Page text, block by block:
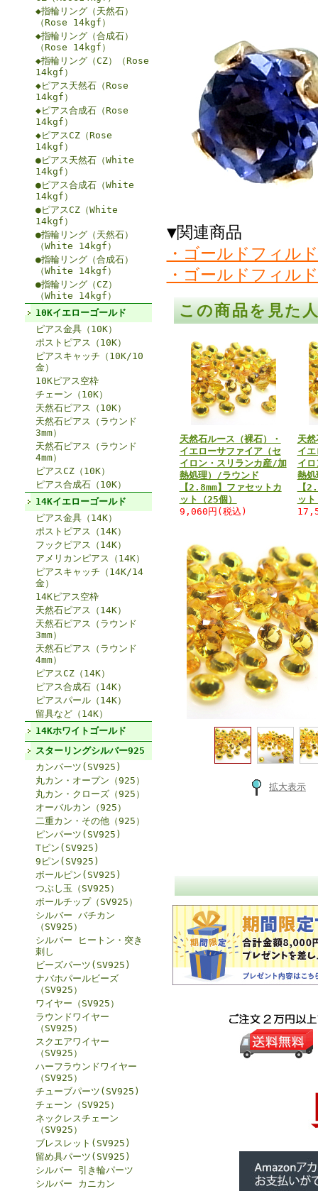
◆指輪リング（天然石）
（Rose 14kgf）
◆指輪リング（合成石）
（Rose 14kgf）
◆指輪リング（CZ）（Rose
14kgf）
◆ピアス天然石（Rose
14kgf）
◆ピアス合成石（Rose
14kgf）
◆ピアスCZ（Rose
14kgf）
●ピアス天然石（White
14kgf）
●ピアス合成石（White
14kgf）
●ピアスCZ（White
14kgf）
●指輪リング（天然石）
（White 14kgf）
●指輪リング（合成石）
（White 14kgf）
●指輪リング（CZ）
（White 14kgf）
10Kイエローゴールド
ピアス金具（10K）
ポストピアス（10K）
ピアスキャッチ（10K/10
金）
10Kピアス空枠
チェーン（10K）
天然石ピアス（10K）
天然石ピアス（ラウンド
3mm）
天然石ピアス（ラウンド
4mm）
ピアスCZ（10K）
ピアス合成石（10K）
14Kイエローゴールド
ピアス金具（14K）
ポストピアス（14K）
フックピアス（14K）
アメリカンピアス（14K）
ピアスキャッチ（14K/14
金）
14Kピアス空枠
天然石ピアス（14K）
天然石ピアス（ラウンド
3mm）
天然石ピアス（ラウンド
4mm）
ピアスCZ（14K）
ピアス合成石（14K）
ピアスパール（14K）
留具など（14K）
14Kホワイトゴールド
スターリングシルバー925
カンパーツ(SV925)
丸カン・オープン（925）
丸カン・クローズ（925）
オーバルカン（925）
二重カン・その他（925）
ピンパーツ(SV925)
Tピン(SV925)
9ピン(SV925)
ボールピン(SV925)
つぶし玉（SV925）
ボールチップ（SV925）
シルバー バチカン
（SV925）
シルバー ヒートン・突き
刺し
ビーズパーツ(SV925)
ナバホパールビーズ
（SV925）
ワイヤー（SV925）
ラウンドワイヤー
（SV925）
スクエアワイヤー
（SV925）
ハーフラウンドワイヤー
（SV925）
チューブパーツ(SV925)
チェーン（SV925）
ネックレスチェーン
（SV925）
ブレスレット(SV925)
留め具パーツ(SV925)
シルバー 引き輪パーツ
シルバー カニカン
▼関連商品
・ゴールドフィル
・ゴールドフィル
この商品を見た
天然石ルース（裸石）・
イエローサファイア（セ
イロン・スリランカ産/加
熱処理）/ラウンド
【2.8mm】ファセットカ
ット（25個）
9,060円(税込)
天
イ
イ
熱
【
ッ
拡大表示